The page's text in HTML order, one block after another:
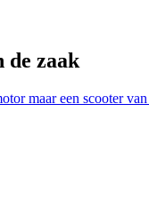
de zaak
maar een scooter